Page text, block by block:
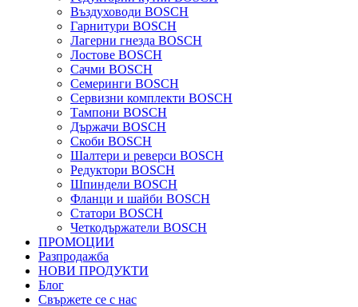
Въздуховоди BOSCH
Гарнитури BOSCH
Лагерни гнезда BOSCH
Лостове BOSCH
Сачми BOSCH
Семеринги BOSCH
Сервизни комплекти BOSCH
Тампони BOSCH
Държачи BOSCH
Скоби BOSCH
Шалтери и реверси BOSCH
Редуктори BOSCH
Шпиндели BOSCH
Фланци и шайби BOSCH
Статори BOSCH
Четкодържатели BOSCH
ПРОМОЦИИ
Разпродажба
НОВИ ПРОДУКТИ
Блог
Свържете се с нас